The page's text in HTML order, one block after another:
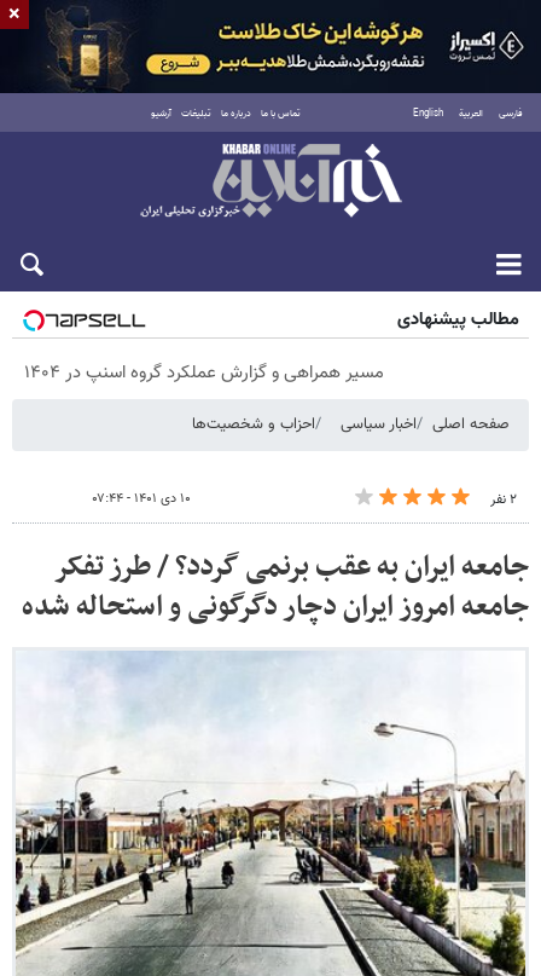
فارسی العربية English تماس با ما درباره ما تبلیغات آرشیو
شنبه ۱۷ مرداد ۱۴۰۵
مطالب پیشنهادی
مسیر همراهی و گزارش عملکرد گروه اسنپ در ۱۴۰۴
صفحه اصلی اخبار سیاسی احزاب و شخصیت‌ها
۲ نفر ۱۰ دی ۱۴۰۱ - ۰۷:۴۴
جامعه ایران به عقب برنمی گردد؟ / طرز تفکر
جامعه امروز ایران دچار دگرگونی و استحاله شده
×